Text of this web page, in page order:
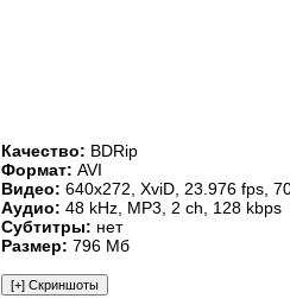
Качество: BDRip
Формат: AVI
Видео: 640x272, XviD, 23.976 fps,
Аудио: 48 kHz, MP3, 2 ch, 128 kbps
Субтитры: нет
Размер: 796 Мб